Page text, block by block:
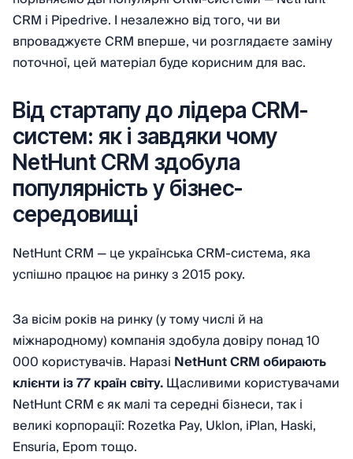
CRM і Pipedrive. І незалежно від того, чи ви
впроваджуєте CRM вперше, чи розглядаєте заміну
поточної, цей матеріал буде корисним для вас.
Від стартапу до лідера CRM-
систем: як і завдяки чому
NetHunt CRM здобула
популярність у бізнес-
середовищі
NetHunt CRM — це українська СRM-система, яка
успішно працює на ринку з 2015 року.
За вісім років на ринку (у тому числі й на
міжнародному) компанія здобула довіру понад 10
000 користувачів. Наразі NetHunt CRM обирають
клієнти із 77 країн світу.Щасливими користувачами
NetHunt CRM є як малі та середні бізнеси, так і
великі корпорації: Rozetka Pay, Uklon, iPlan, Haski,
Ensuria, Epom тощо.